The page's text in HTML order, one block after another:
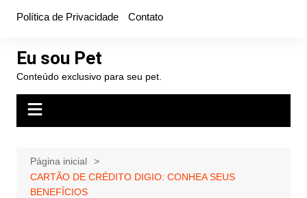
conteúdo
Política de Privacidade Contato
Eu sou Pet
Conteúdo exclusivo para seu pet.
Página inicial
CARTÃO DE CRÉDITO DIGIO: CONHEA SEUS
BENEFÍCIOS